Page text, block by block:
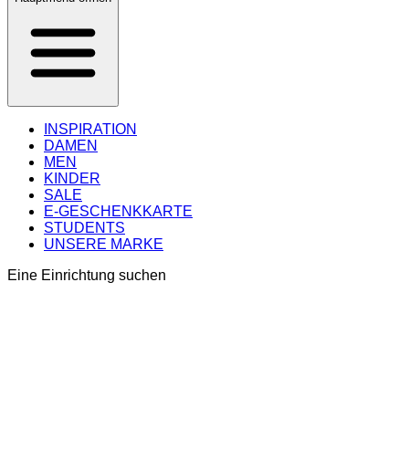
INSPIRATION
DAMEN
MEN
KINDER
SALE
E-GESCHENKKARTE
STUDENTS
UNSERE MARKE
Eine Einrichtung suchen